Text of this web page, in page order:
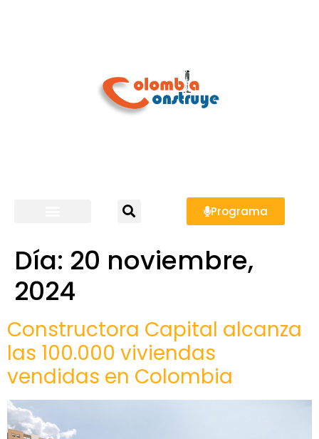
Programa
Día: 20 noviembre,
2024
Constructora Capital alcanza
las 100.000 viviendas
vendidas en Colombia